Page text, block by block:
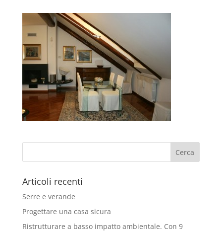
Articoli recenti
Serre e verande
Progettare una casa sicura
Ristrutturare a basso impatto ambientale. Con 9